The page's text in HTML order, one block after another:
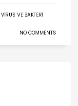
VIRUS VE BAKTERI
NO COMMENTS